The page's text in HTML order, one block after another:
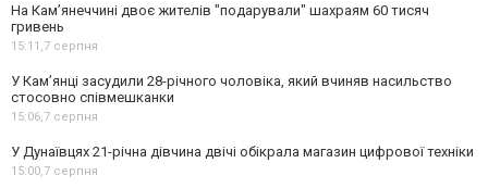
На Камʼянеччині двоє жителів "подарували" шахраям 60 тисяч
гривень
15:11,7 серпня
У Камʼянці засудили 28-річного чоловіка, який вчиняв насильство
стосовно співмешканки
15:06,7 серпня
У Дунаївцях 21-річна дівчина двічі обікрала магазин цифрової техніки
15:00,7 серпня